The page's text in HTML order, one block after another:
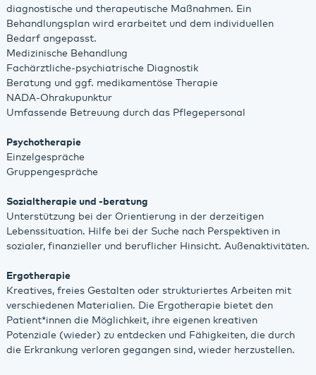
diagnostische und therapeutische Maßnahmen. Ein
Behandlungsplan wird erarbeitet und dem individuellen
Bedarf angepasst.
Medizinische Behandlung
Fachärztliche-psychiatrische Diagnostik
Beratung und ggf. medikamentöse Therapie
NADA-Ohrakupunktur
Umfassende Betreuung durch das Pflegepersonal
Psychotherapie
Einzelgespräche
Gruppengespräche
Sozialtherapie und -beratung
Unterstützung bei der Orientierung in der derzeitigen
Lebenssituation. Hilfe bei der Suche nach Perspektiven in
sozialer, finanzieller und beruflicher Hinsicht. Außenaktivitäten.
Ergotherapie
Kreatives, freies Gestalten oder strukturiertes Arbeiten mit
verschiedenen Materialien. Die Ergotherapie bietet den
Patient*innen die Möglichkeit, ihre eigenen kreativen
Potenziale (wieder) zu entdecken und Fähigkeiten, die durch
die Erkrankung verloren gegangen sind, wieder herzustellen.